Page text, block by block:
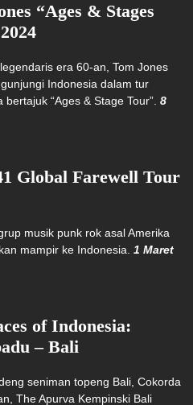
“Ages & Stages
era 60-an, Tom Jones
Indonesia dalam tur
bertajuk “Ages & Stage Tour”. 8
Global Farewell Tour
musik punk rok asal Amerika
mampir ke Indonesia. 1 Maret
of Indonesia:
– Bali
seniman topeng Bali, Cokorda
The Apurva Kempinski Bali